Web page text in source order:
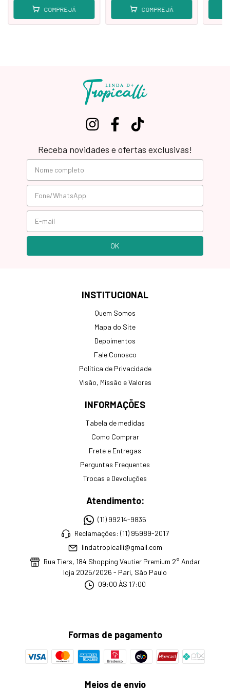
COMPRE JÁ COMPRE JÁ
Receba novidades e ofertas exclusivas!
INSTITUCIONAL
Quem Somos
Mapa do Site
Depoimentos
Fale Conosco
Política de Privacidade
Visão, Missão e Valores
INFORMAÇÕES
Tabela de medidas
Como Comprar
Frete e Entregas
Perguntas Frequentes
Trocas e Devoluções
Atendimento:
(11) 99214-9835
Reclamações: (11) 95989-2017
lindatropicalli@gmail.com
Rua Tiers, 184 Shopping Vautier Premium 2° Andar
loja 2025/2026 - Pari, São Paulo
09:00 ÀS 17:00
Formas de pagamento
Meios de envio